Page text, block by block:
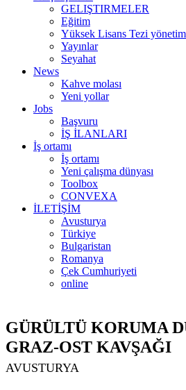
GELIŞTIRMELER
Eğitim
Yüksek Lisans Tezi
Yayınlar
Seyahat
News
Kahve molası
Yeni yollar
Jobs
Başvuru
İŞ İLANLARI
İş ortamı
İş ortamı
Yeni çalışma dünyası
Toolbox
CONVEXA
İLETİŞİM
Avusturya
Türkiye
Bulgaristan
Romanya
Çek Cumhuriyeti
online
GÜRÜLTÜ KORUMA
GRAZ-OST KAVŞAĞI
AVUSTURYA